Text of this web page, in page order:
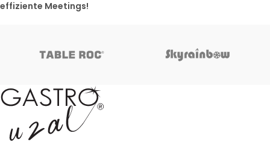
effiziente Meetings!